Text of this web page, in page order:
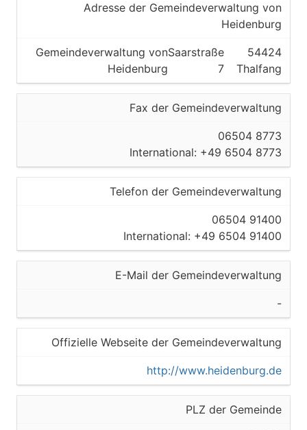
Adresse der Gemeindeverwaltung von
Heidenburg
Gemeindeverwaltung von
Heidenburg
Saarstraße
7
54424
Thalfang
Fax der Gemeindeverwaltung
06504 8773
International: +49 6504 8773
Telefon der Gemeindeverwaltung
06504 91400
International: +49 6504 91400
E-Mail der Gemeindeverwaltung
-
Offizielle Webseite der Gemeindeverwaltung
http://www.heidenburg.de
PLZ der Gemeinde